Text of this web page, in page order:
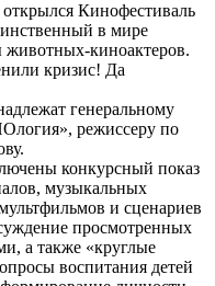
Кинофестиваль
в мире
животных-киноактеров.
кризис! Да
генеральному
режиссеру по
конкурсный показ
музыкальных
и сценариев
просмотренных
а также «круглые
воспитания детей